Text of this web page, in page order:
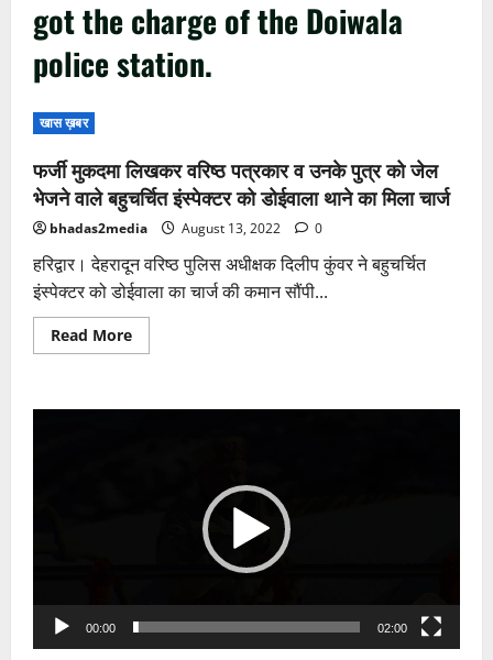
got the charge of the Doiwala
police station.
खास ख़बर
फर्जी मुकदमा लिखकर वरिष्ठ पत्रकार व उनके पुत्र को जेल
भेजने वाले बहुचर्चित इंस्पेक्टर को डोईवाला थाने का मिला चार्ज
bhadas2media August 13, 2022 0
हरिद्वार। देहरादून वरिष्ठ पुलिस अधीक्षक दिलीप कुंवर ने बहुचर्चित
इंस्पेक्टर को डोईवाला का चार्ज की कमान सौंपी...
Read MoreRead
more
लिखकर
डोईवाला
थाने
00:00 02:00